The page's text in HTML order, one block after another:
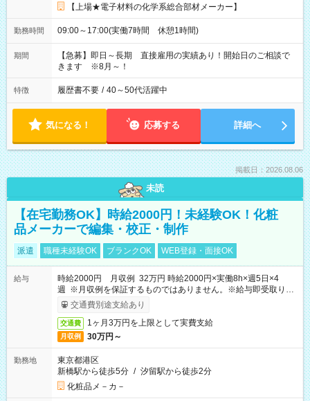
【上場★電子材料の化学系総合部材メーカー】
勤務時間 09:00～17:00(実働7時間 休憩1時間)
期間
【急募】即日～長期 直接雇用の実績あり！開始日のご相談で
きます ※8月～！
特徴 履歴書不要 / 40～50代活躍中
気になる！ 応募する 詳細へ
掲載日：2026.08.06
未読
【在宅勤務OK】時給2000円！未経験OK！化粧
品メーカーで編集・校正・制作
派遣 職種未経験OK ブランクOK WEB登録・面接OK
給与
時給2000円 月収例 32万円 時給2000円×実働8h×週5日×4
週 ※月収例を保証するものではありません。※給与即受取りサ
ービス利用可（利用条件有）
交通費別途支給あり
交通費 1ヶ月3万円を上限として実費支給
月収例 30万円～
勤務地
東京都港区
新橋駅から徒歩5分 / 汐留駅から徒歩2分
化粧品メ－カ－